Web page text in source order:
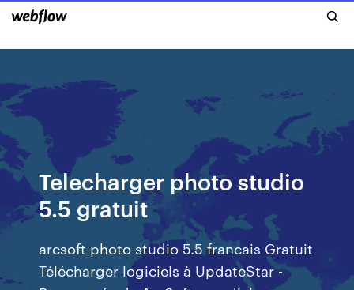
Telecharger photo studio
5.5 gratuit
arcsoft photo studio 5.5 francais Gratuit
Télécharger logiciels à UpdateStar -